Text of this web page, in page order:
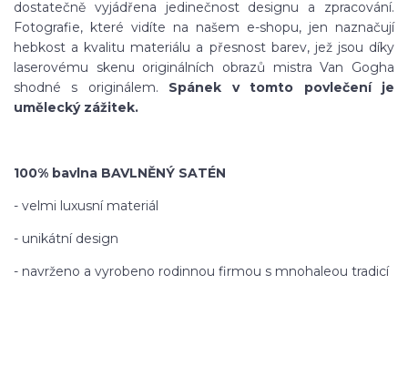
dostatečně vyjádřena jedinečnost designu a zpracování.
Fotografie, které vidíte na našem e-shopu, jen naznačují
hebkost a kvalitu materiálu a přesnost barev, jež jsou díky
laserovému skenu originálních obrazů mistra Van Gogha
shodné s originálem. Spánek v tomto povlečení je
umělecký zážitek.
100% bavlna BAVLNĚNÝ SATÉN
- velmi luxusní materiál
- unikátní design
- navrženo a vyrobeno rodinnou firmou s mnohaleou tradicí